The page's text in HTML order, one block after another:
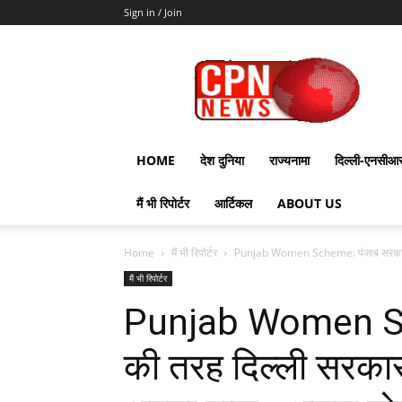
Sign in / Join
CPN
News
HOME देश दुनिया राज्यनामा दिल्ली-
मैं भी रिपोर्टर आर्टिकल ABOUT US
Home मैं भी रिपोर्टर Punjab Women Scheme: पंजाब
मैं भी रिपोर्टर
Punjab Women
की तरह दिल्ली